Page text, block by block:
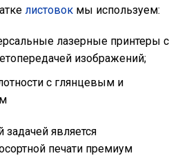
листовок мы используем:
лазерные принтеры с
изображений;
с глянцевым и
является
печати премиум